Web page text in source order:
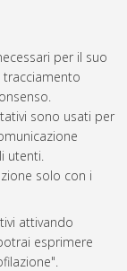
per il suo
sono usati per
utenti.
solo con i
attivando
esprimere
di architettura e
Mater Studiorum
Architettura e
6 20:48:32 2026